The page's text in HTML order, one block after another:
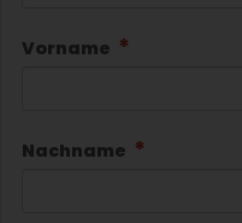
Vorname
Nachname